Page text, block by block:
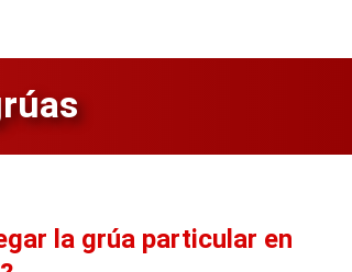
la grúa particular en